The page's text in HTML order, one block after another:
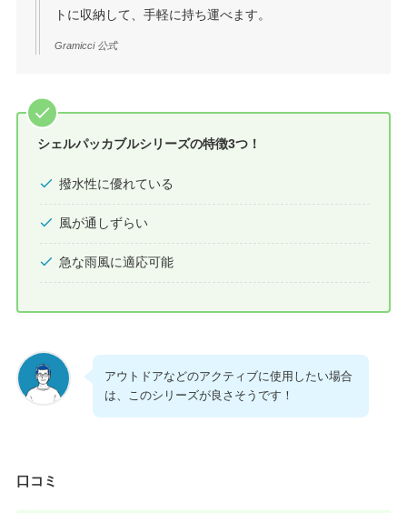
トに収納して、手軽に持ち運べます。
Gramicci 公式
シェルパッカブルシリーズの特徴3つ！
撥水性に優れている
風が通しずらい
急な雨風に適応可能
アウトドアなどのアクティブに使用したい場合
は、このシリーズが良さそうです！
口コミ